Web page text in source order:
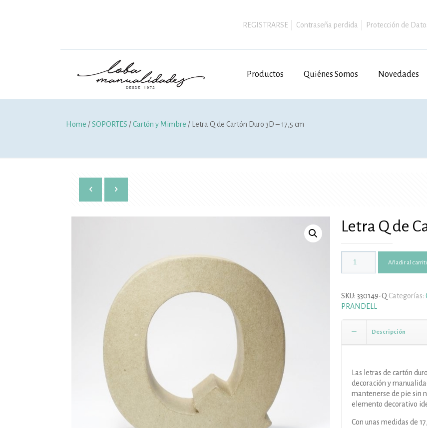
REGISTRARSE Contraseña perdida Protección de
Productos Quiénes Somos Novedades
Home /SOPORTES /Cartón y Mimbre / Letra Q de Cartón Duro 3D – 17,5 cm
Letra Q de
Añadir al
SKU: 330149-Q Categorías:
PRANDELL
Descripción
Las letras de cartón
decoración y
mantenerse de pie sin
elemento decorativo
Con unas medidas de